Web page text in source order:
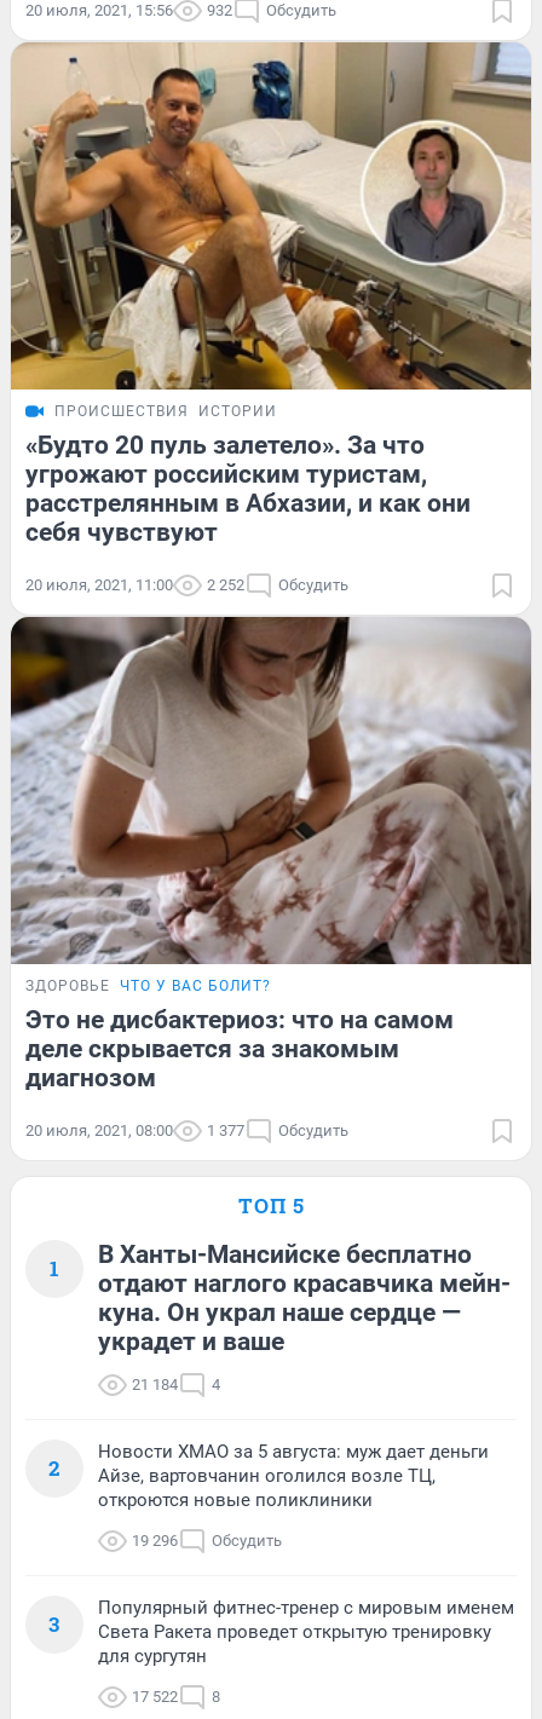
20 июля, 2021, 15:56 932 Обсудить
ПРОИСШЕСТВИЯ ИСТОРИИ
«Будто 20 пуль залетело». За что
угрожают российским туристам,
расстрелянным в Абхазии, и как они
себя чувствуют
20 июля, 2021, 11:00 2 252 Обсудить
ЗДОРОВЬЕ ЧТО У ВАС БОЛИТ?
Это не дисбактериоз: что на самом
деле скрывается за знакомым
диагнозом
20 июля, 2021, 08:00 1 377 Обсудить
ТОП 5
1
В Ханты-Мансийске бесплатно
отдают наглого красавчика мейн-
куна. Он украл наше сердце —
украдет и ваше
21 184 4
2
Новости ХМАО за 5 августа: муж дает деньги
Айзе, вартовчанин оголился возле ТЦ,
откроются новые поликлиники
19 296 Обсудить
3
Популярный фитнес-тренер с мировым именем
Света Ракета проведет открытую тренировку
для сургутян
17 522 8